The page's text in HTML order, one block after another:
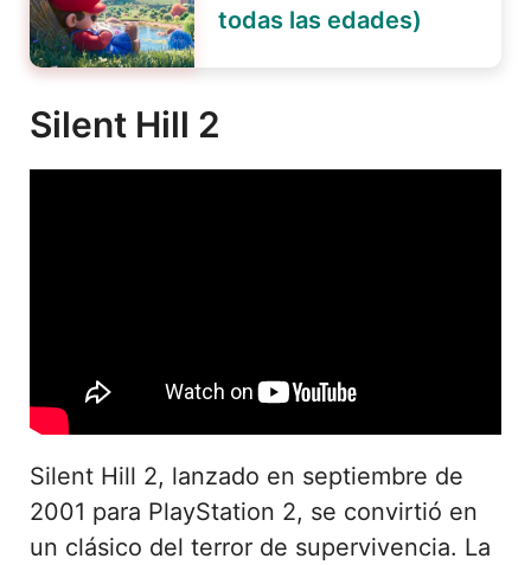
todas las edades)
Silent Hill 2
Silent Hill 2, lanzado en septiembre de
2001 para PlayStation 2, se convirtió en
un clásico del terror de supervivencia. La